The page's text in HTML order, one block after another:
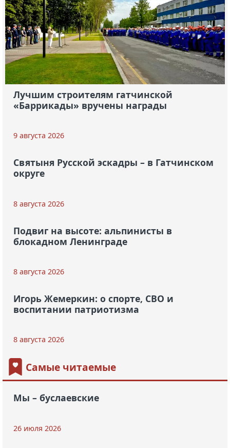
Лучшим строителям гатчинской
«Баррикады» вручены награды
9 августа 2026
Святыня Русской эскадры – в Гатчинском
округе
8 августа 2026
Подвиг на высоте: альпинисты в
блокадном Ленинграде
8 августа 2026
Игорь Жемеркин: о спорте, СВО и
воспитании патриотизма
8 августа 2026
Самые читаемые
Мы – буслаевские
26 июля 2026